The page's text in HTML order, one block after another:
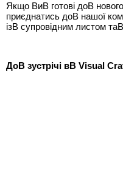
Якщо ВиВ готові доВ
приєднатись доВ нашої
ізВ супровідним листом
ДоВ зустрічі вВ Visual